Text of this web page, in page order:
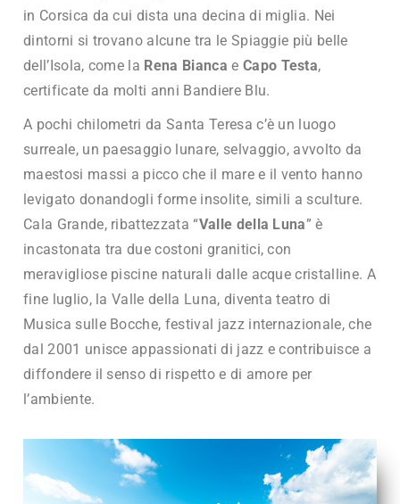
in Corsica da cui dista una decina di miglia. Nei
dintorni si trovano alcune tra le Spiaggie più belle
dell’Isola, come la Rena Bianca e Capo Testa,
certificate da molti anni Bandiere Blu.
A pochi chilometri da Santa Teresa c’è un luogo
surreale, un paesaggio lunare, selvaggio, avvolto da
maestosi massi a picco che il mare e il vento hanno
levigato donandogli forme insolite, simili a sculture.
Cala Grande, ribattezzata “Valle della Luna” è
incastonata tra due costoni granitici, con
meravigliose piscine naturali dalle acque cristalline. A
fine luglio, la Valle della Luna, diventa teatro di
Musica sulle Bocche, festival jazz internazionale, che
dal 2001 unisce appassionati di jazz e contribuisce a
diffondere il senso di rispetto e di amore per
l’ambiente.